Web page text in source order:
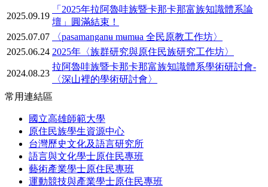
2025.09.19
「2025年拉阿魯哇族暨卡那卡那富族知識體系論
壇」圓滿結束！
2025.07.07
〈pasamanganʉ mʉmʉa 全民原教工作坊〉
2025.06.24 2025年〈族群研究與原住民族研究工作坊〉
2024.08.23
拉阿魯哇族暨卡那卡那富族知識體系學術研討會-
〈深山裡的學術研討會〉
常用連結區
國立高雄師範大學
原住民族學生資源中心
台灣歷史文化及語言研究所
語言與文化學士原住民專班
藝術產業學士原住民專班
運動競技與產業學士原住民專班